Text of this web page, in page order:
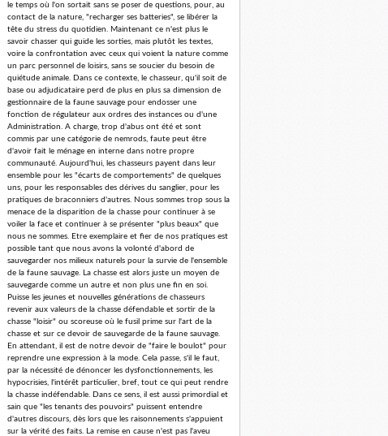
le temps où l'on sortait sans se poser de questions, pour, au
contact de la nature, "recharger ses batteries", se libérer la
tête du stress du quotidien. Maintenant ce n'est plus le
savoir chasser qui guide les sorties, mais plutôt les textes,
voire la confrontation avec ceux qui voient la nature comme
un parc personnel de loisirs, sans se soucier du besoin de
quiétude animale. Dans ce contexte, le chasseur, qu'il soit de
base ou adjudicataire perd de plus en plus sa dimension de
gestionnaire de la faune sauvage pour endosser une
fonction de régulateur aux ordres des instances ou d'une
Administration. A charge, trop d'abus ont été et sont
commis par une catégorie de nemrods, faute peut être
d'avoir fait le ménage en interne dans notre propre
communauté. Aujourd'hui, les chasseurs payent dans leur
ensemble pour les "écarts de comportements" de quelques
uns, pour les responsables des dérives du sanglier, pour les
pratiques de braconniers d'autres. Nous sommes trop sous la
menace de la disparition de la chasse pour continuer à se
voiler la face et continuer à se présenter "plus beaux" que
nous ne sommes. Etre exemplaire et fier de nos pratiques est
possible tant que nous avons la volonté d'abord de
sauvegarder nos milieux naturels pour la survie de l'ensemble
de la faune sauvage. La chasse est alors juste un moyen de
sauvegarde comme un autre et non plus une fin en soi.
Puisse les jeunes et nouvelles générations de chasseurs
revenir aux valeurs de la chasse défendable et sortir de la
chasse "loisir" ou scoreuse où le fusil prime sur l'art de la
chasse et sur ce devoir de sauvegarde de la faune sauvage.
En attendant, il est de notre devoir de "faire le boulot" pour
reprendre une expression à la mode. Cela passe, s'il le faut,
par la nécessité de dénoncer les dysfonctionnements, les
hypocrisies, l'intérêt particulier, bref, tout ce qui peut rendre
la chasse indéfendable. Dans ce sens, il est aussi primordial et
sain que "les tenants des pouvoirs" puissent entendre
d'autres discours, dès lors que les raisonnements s'appuient
sur la vérité des faits. La remise en cause n'est pas l'aveu